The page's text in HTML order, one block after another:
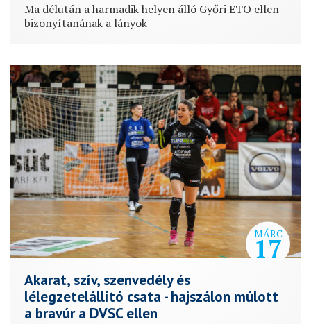
Ma délután a harmadik helyen álló Győri ETO ellen
bizonyítanának a lányok
MÁRC
17
Akarat, szív, szenvedély és
lélegzetelállító csata - hajszálon múlott
a bravúr a DVSC ellen